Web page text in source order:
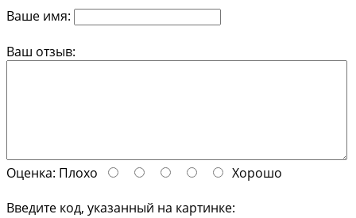
Ваше имя:
Ваш отзыв:
Оценка: Плохо
Хорошо
Введите код, указанный на картинке: